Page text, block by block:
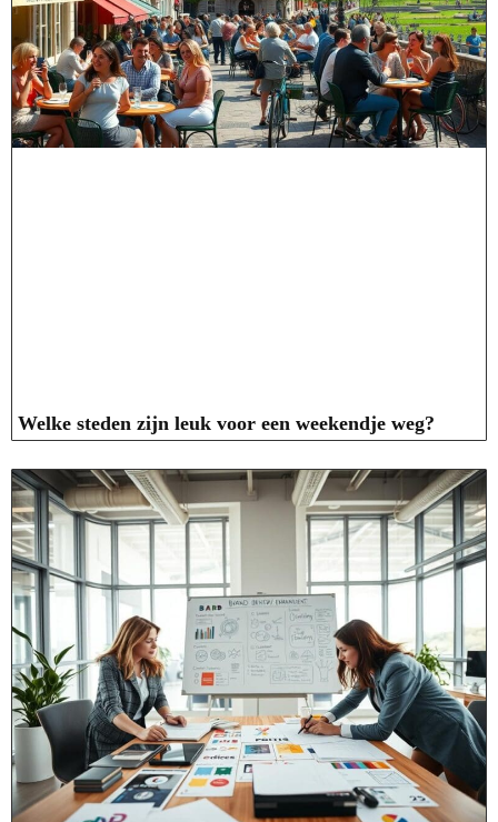
Welke steden zijn leuk voor een weekendje weg?